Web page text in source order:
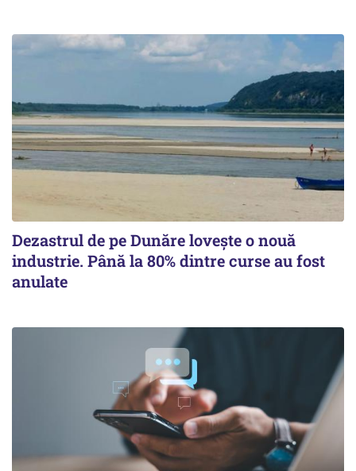
Dezastrul de pe Dunăre lovește o nouă
industrie. Până la 80% dintre curse au fost
anulate